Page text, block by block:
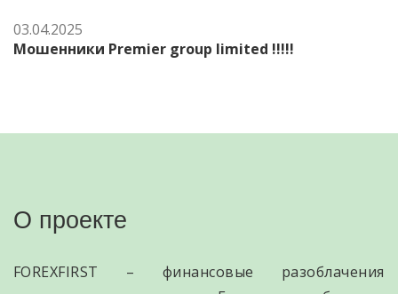
03.04.2025
Мошенники Premier group limited !!!!!
О проекте
FOREXFIRST – финансовые разоблачения